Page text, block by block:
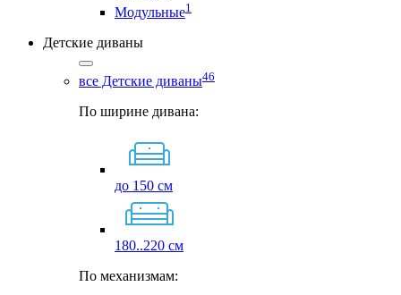
Модульные1
Детские диваны
все Детские диваны46
По ширине дивана:
до 150 см
180..220 см
По механизмам: